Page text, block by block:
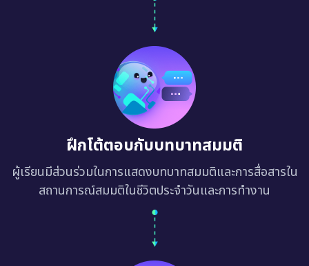
ฝึกโต้ตอบกับบทบาทสมมติ
ผู้เรียนมีส่วนร่วมในการแสดงบทบาทสมมติและการสื่อสารใน
สถานการณ์สมมติในชีวิตประจำวันและการทำงาน